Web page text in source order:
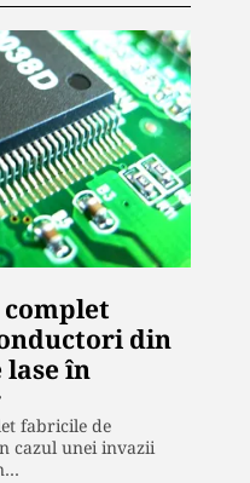
complet
din
lase în
fabricile de
cazul unei invazii